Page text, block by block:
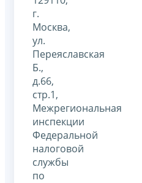
г.
Москва,
ул.
Переяславская
Б.,
д.66,
стр.1,
Межрегиональная
инспекции
Федеральной
налоговой
службы
по